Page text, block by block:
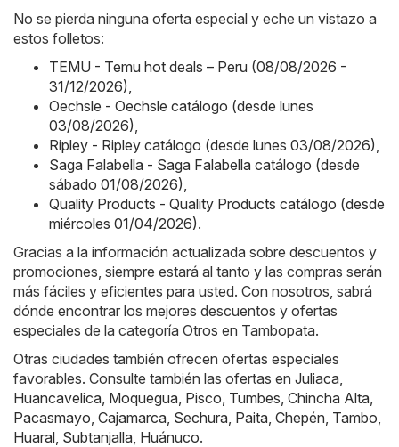
No se pierda ninguna oferta especial y eche un vistazo a
estos folletos:
TEMU - Temu hot deals – Peru (08/08/2026 -
31/12/2026)
Oechsle - Oechsle catálogo (desde lunes
03/08/2026)
Ripley - Ripley catálogo (desde lunes 03/08/2026)
Saga Falabella - Saga Falabella catálogo (desde
sábado 01/08/2026)
Quality Products - Quality Products catálogo (desde
miércoles 01/04/2026).
Gracias a la información actualizada sobre descuentos y
promociones, siempre estará al tanto y las compras serán
más fáciles y eficientes para usted. Con nosotros, sabrá
dónde encontrar los mejores descuentos y ofertas
especiales de la categoría Otros en Tambopata.
Otras ciudades también ofrecen ofertas especiales
favorables. Consulte también las ofertas en Juliaca
Huancavelica Moquegua Pisco Tumbes Chincha Alta
Pacasmayo Cajamarca Sechura Paita Chepén Tambo
Huaral Subtanjalla Huánuco.